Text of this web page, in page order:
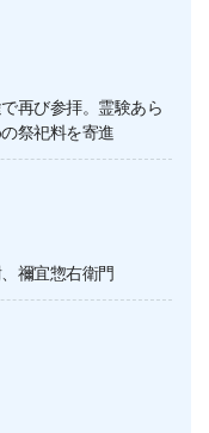
再び参拝。霊験あら
祭祀料を寄進
禰宜惣右衛門